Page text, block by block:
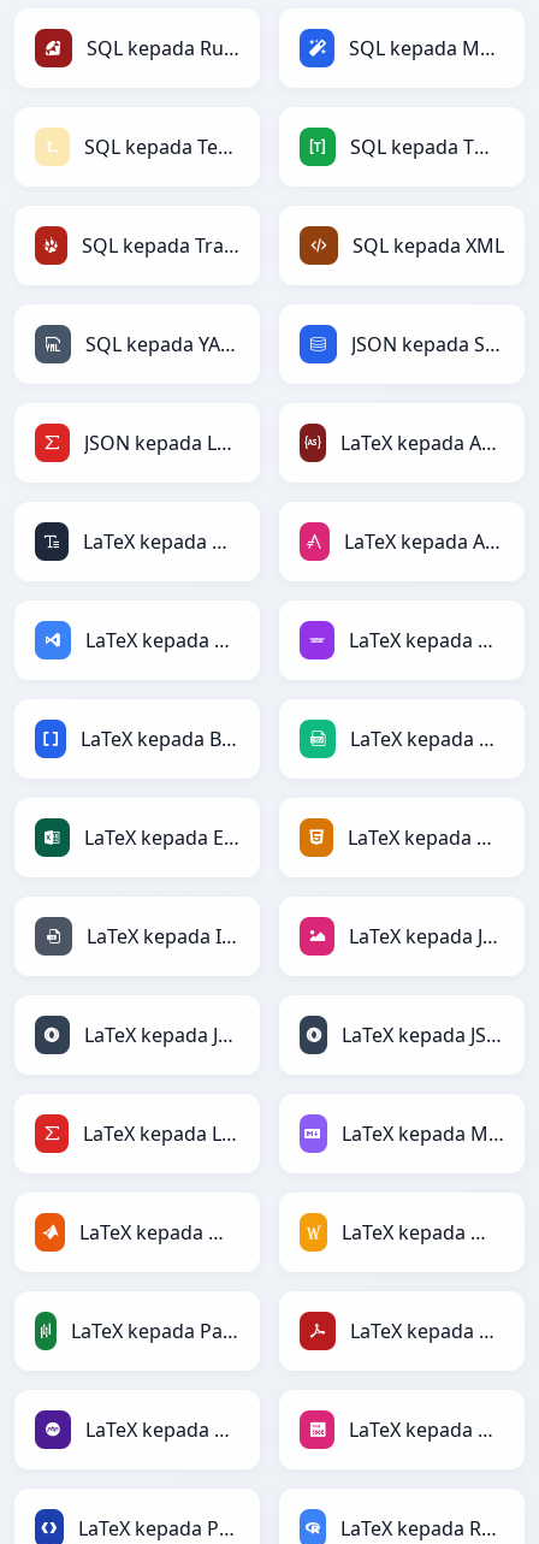
SQL kepada Ruby SQL kepada Magic
SQL kepada Textile SQL kepada TOML
SQL kepada TracWiki SQL kepada XML
SQL kepada YAML JSON kepada SQL
JSON kepada LaTeX LaTeX kepada ActionScript
LaTeX kepada ASCII LaTeX kepada AsciiDoc
LaTeX kepada ASP LaTeX kepada Avro
LaTeX kepada BBCode LaTeX kepada CSV
LaTeX kepada Excel LaTeX kepada HTML
LaTeX kepada INI LaTeX kepada JPEG
LaTeX kepada JSON LaTeX kepada JSONLines
LaTeX kepada LaTeX LaTeX kepada Markdown
LaTeX kepada MATLAB LaTeX kepada MediaWiki
LaTeX kepada PandasDataFrame LaTeX kepada PDF
LaTeX kepada PHP LaTeX kepada PNG
LaTeX kepada Protobuf LaTeX kepada RDataFrame